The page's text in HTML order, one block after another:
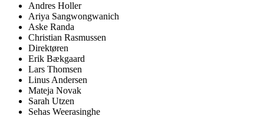
Andres Holler
Ariya Sangwongwanich
Aske Randa
Christian Rasmussen
Direktøren
Erik Bækgaard
Lars Thomsen
Linus Andersen
Mateja Novak
Sarah Utzen
Sehas Weerasinghe